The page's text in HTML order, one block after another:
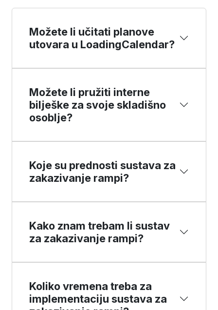
Možete li učitati planove
utovara u LoadingCalendar?
Možete li pružiti interne
bilješke za svoje skladišno
osoblje?
Koje su prednosti sustava za
zakazivanje rampi?
Kako znam trebam li sustav
za zakazivanje rampi?
Koliko vremena treba za
implementaciju sustava za